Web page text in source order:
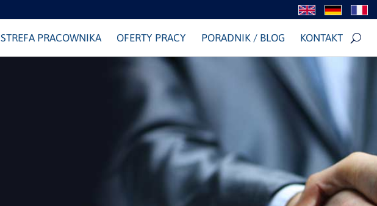
STREFA PRACOWNIKA OFERTY PRACY PORADNIK / BLOG KONTAKT